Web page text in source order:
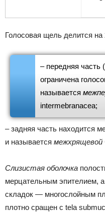
Голосовая щель делится на
– передняя часть
ограничена
называется
intermebranacea;
– задняя часть находится
и называется межхрящевой
Слизистая оболочка
мерцательным эпителием,
складок — многослойным
плотно сращен с tela